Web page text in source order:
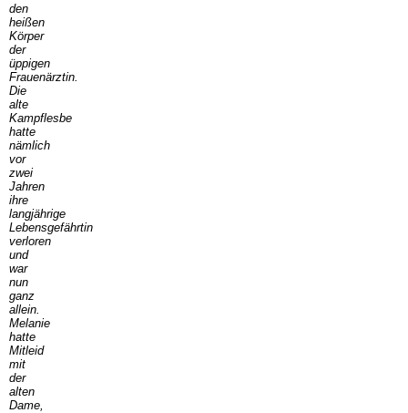
den
heißen
Körper
der
üppigen
Frauenärztin.
Die
alte
Kampflesbe
hatte
nämlich
vor
zwei
Jahren
ihre
langjährige
Lebensgefährtin
verloren
und
war
nun
ganz
allein.
Melanie
hatte
Mitleid
mit
der
alten
Dame,